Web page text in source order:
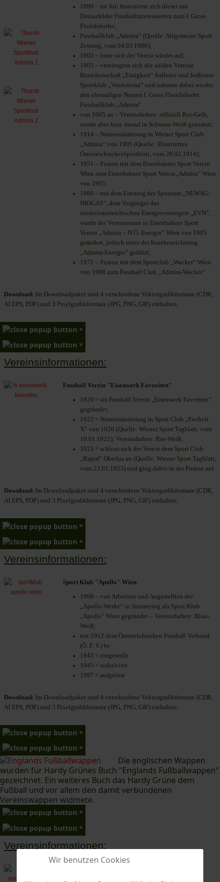
Wir benutzen Cookies
1899 – im Juli fusionierte sich dieser mit
Donaufelder Fussballinteressierten zum I. Gross
Floridsdorfer;
Fussballklub „Admira“ (Quelle: Allgemeine Sport
Zeitung, vom 04.03.1900);
1903 – löste sich der Verein wieder auf;
1905 – vereinigten sich die wilden Vereine
Burschenschaft „Einigkeit“ Jedlesee und Jedleseer
Sportklub „Vindobona“ und nahmen dabei wieder
den ehemaligen Namen I. Gross Floridsdorfer
Fussballklub „Admira“
von 1905 an – Vereinsfarben: offiziell Rot-Gelb,
wurde aber kurz darauf in Schwarz-Weiß geändert;
1914 – Namensänderung in Wiener Sport Club
„Admira“ von 1905 (Quelle: Illustriertes
ÖsterreichischesSportblatt, vom 28.02.1914);
1951 – Fusion mit dem Eisenbahner Sport Verein
Wien zum Eisenbahner Sport Verein„Admira“ Wien
von 1905;
1960 – mit dem Einstieg des Sponsors „NEWAG-
NIOGAS“, dem Vorgänger des
niederösterreichischen Energieversorgers „EVN“,
wurde der Vereinsname in Eisenbahner Sport
Verein „Admira – N.Ö. Energie“ Wien von 1905
geändert, jedoch unter der Kurzbezeichnung
„Admira-Energie“ geführt;
1971 – Fusion mit dem Sportclub „Wacker“ Wien
von 1908 zum Fussball Club „Admira-Wacker“
Download: Im Downloadpaket sind 4 verschiedene Vektorgrafikformate (CDR,
AI EPS, PDF) und 3 Pixelgrafikformate (JPG, PNG, GIF) enthalten.
×
×
Vereinsinformationen:
Fussball Verein "Eisenwerk Favoriten"
1920 = als Fussball Verein „Eisenwerk Favoriten“
gegründet;
1922 = Namensänderung in Sport Club „Freiheit
X“ von 1920 (Quelle: Wiener Sport Tagblatt, vom
10.01.1922); Vereinsfarben: Rot-Weiß;
1923 = schloss sich der Verein dem Sport Club
„Rapid“ Oberlaa an (Quelle: Wiener Sport Tagblatt,
vom 23.01.1923) und ging dabei in der Fusion auf
Download: Im Downloadpaket sind 4 verschiedene Vektorgrafikformate (CDR,
AI EPS, PDF) und 3 Pixelgrafikformate (JPG, PNG, GIF) enthalten.
×
×
Vereinsinformationen:
Sport Klub "Apollo" Wien
1908 – von Arbeitern und Angestellten der
„Apollo-Werke“ in Simmering als Sport Klub
„Apollo“ Wien gegründet – Vereinsfarben: Blau-
Weiß;
trat 1912 dem Österreichischen Fussball Verband
(Ö. F. V.) be
1943 = eingestellt
1945 = reaktiviert
1997 = aufgelöst
Download: Im Downloadpaket sind 4 verschiedene Vektorgrafikformate (CDR,
AI EPS, PDF) und 3 Pixelgrafikformate (JPG, PNG, GIF) enthalten.
×
×
Die englischen Wappen
wurden für Hardy Grünes Buch "Englands Fußballwappen"
gezeichnet. Ein weiteres Buch das Hardy Grüne dem
Fußball und vor allem den damit verbundenen
Vereinswappen widmete.
×
×
Vereinsinformationen: